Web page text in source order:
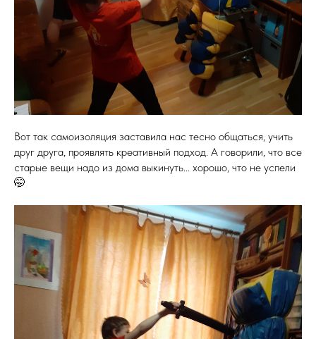
Вот так самоизоляция заставила нас тесно общаться, учить
друг друга, проявлять креативный подход. А говорили, что все
старые вещи надо из дома выкинуть... хорошо, что не успели
🤭